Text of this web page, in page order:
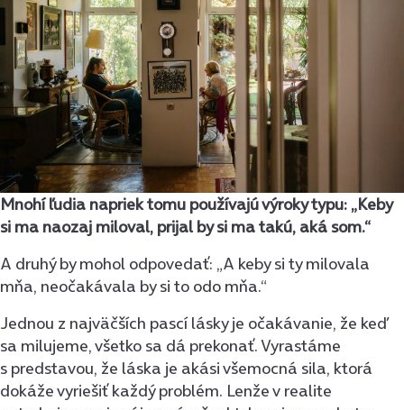
Mnohí ľudia napriek tomu používajú výroky typu: „Keby
si ma naozaj miloval, prijal by si ma takú, aká som.“
A druhý by mohol odpovedať: „A keby si ty milovala
mňa, neočakávala by si to odo mňa.“
Jednou z najväčších pascí lásky je očakávanie, že keď
sa milujeme, všetko sa dá prekonať. Vyrastáme
s predstavou, že láska je akási všemocná sila, ktorá
dokáže vyriešiť každý problém. Lenže v realite